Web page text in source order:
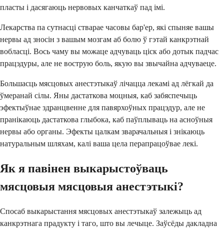
пласты і дасягаюць нервовых канчаткаў пад імі.
Лекарства па сутнасці стварае часовы бар'ер, які спыняе вашы
нервы ад зносін з вашым мозгам аб болю ў гэтай канкрэтнай
вобласці. Вось чаму вы можаце адчуваць ціск або дотык падчас
працэдуры, але не вострую боль, якую вы звычайна адчуваеце.
Большасць мясцовых анестэтыкаў лічацца лекамі ад лёгкай да
ўмеранай сілы. Яны дастаткова моцныя, каб забяспечыць
эфектыўнае здранцвенне для павярхоўных працэдур, але не
пранікаюць дастаткова глыбока, каб паўплываць на асноўныя
нервы або органы. Эфекты цалкам зварачальныя і знікаюць
натуральным шляхам, калі ваша цела перапрацоўвае лекі.
Як я павінен выкарыстоўваць
мясцовыя мясцовыя анестэтыкі?
Спосаб выкарыстання мясцовых анестэтыкаў залежыць ад
канкрэтнага прадукту і таго, што вы лечыце. Заўсёды дакладна